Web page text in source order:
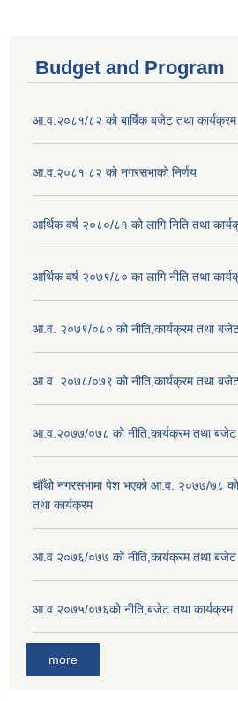
Budget and Program
आ.व.२०८१/८२ को बार्षिक बजेट तथा कार्यक्रम
आ.व.२०८१ ८२ को नगरसभाको निर्णय
आर्थिक वर्ष २०८०/८१ को लागि निति तथा
आर्थिक वर्ष २०७९/८० का लागि नीति तथा
आ.व. २०७९/०८० को नीति,कार्यक्रम तथा
आ.व. २०७८/०७९ को नीति,कार्यक्रम तथा
आ.व.२०७७/०७८ को नीति,कार्यक्रम तथा बजेट
चौँथो नगरसभामा पेश भएको आ.व. २०७७/७८ को
तथा कार्यक्रम
आ.व २०७६/०७७ को नीति,कार्यक्रम तथा बजेट
आ.व.२०७५/०७६को नीति,बजेट तथा कार्यक्रम
more